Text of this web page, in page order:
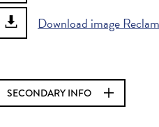
Download image
SECONDARY INFO